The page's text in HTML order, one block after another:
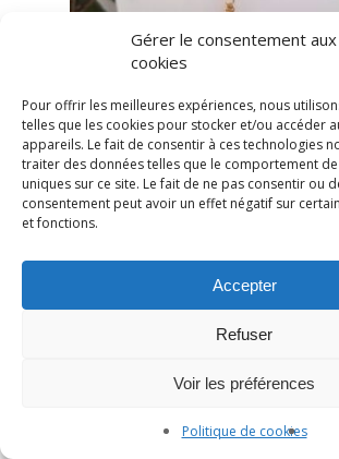
Gérer le consentement aux
cookies
Pour offrir les meilleures expériences, nous
telles que les cookies pour stocker et/ou accéder
appareils. Le fait de consentir à ces technologies
traiter des données telles que le comportement
uniques sur ce site. Le fait de ne pas consentir ou
consentement peut avoir un effet négatif sur
et fonctions.
Accepter
Refuser
Voir les préférences
Politique de cookies